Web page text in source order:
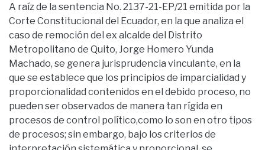
A raíz de la sentencia No. 2137-21-EP/21 emitida por la
Corte Constitucional del Ecuador, en la que analiza el
caso de remoción del ex alcalde del Distrito
Metropolitano de Quito, Jorge Homero Yunda
Machado, se genera jurisprudencia vinculante, en la
que se establece que los principios de imparcialidad y
proporcionalidad contenidos en el debido proceso, no
pueden ser observados de manera tan rígida en
procesos de control político,como lo son en otro tipos
de procesos; sin embargo, bajo los criterios de